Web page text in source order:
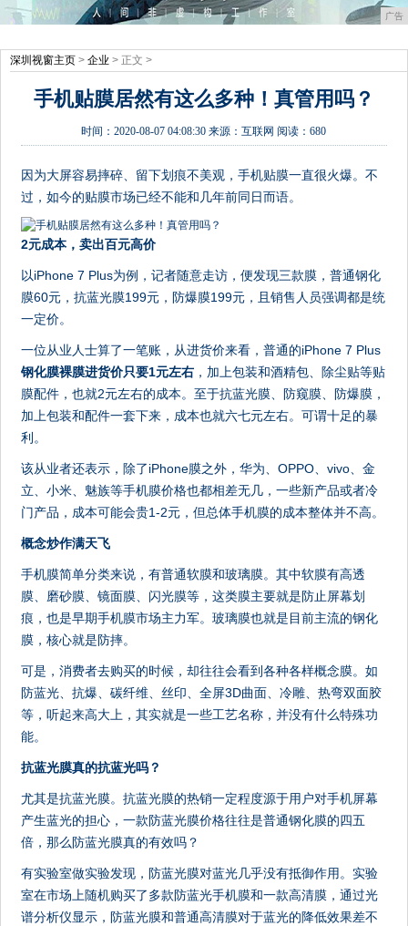
广告
深圳视窗主页 > 企业 > 正文 >
手机贴膜居然有这么多种！真管用吗？
时间：2020-08-07 04:08:30 来源：互联网 阅读：680
因为大屏容易摔碎、留下划痕不美观，手机贴膜一直很火爆。不
过，如今的贴膜市场已经不能和几年前同日而语。
2元成本，卖出百元高价
以iPhone 7 Plus为例，记者随意走访，便发现三款膜，普通钢化
膜60元，抗蓝光膜199元，防爆膜199元，且销售人员强调都是统
一定价。
一位从业人士算了一笔账，从进货价来看，普通的iPhone 7 Plus
钢化膜裸膜进货价只要1元左右 ，加上包装和酒精包、除尘贴等贴
膜配件，也就2元左右的成本。至于抗蓝光膜、防窥膜、防爆膜，
加上包装和配件一套下来，成本也就六七元左右。可谓十足的暴
利。
该从业者还表示，除了iPhone膜之外，华为、OPPO、vivo、金
立、小米、魅族等手机膜价格也都相差无几，一些新产品或者冷
门产品，成本可能会贵1-2元，但总体手机膜的成本整体并不高。
概念炒作满天飞
手机膜简单分类来说，有普通软膜和玻璃膜。其中软膜有高透
膜、磨砂膜、镜面膜、闪光膜等，这类膜主要就是防止屏幕划
痕，也是早期手机膜市场主力军。玻璃膜也就是目前主流的钢化
膜，核心就是防摔。
可是，消费者去购买的时候，却往往会看到各种各样概念膜。如
防蓝光、抗爆、碳纤维、丝印、全屏3D曲面、冷雕、热弯双面胶
等，听起来高大上，其实就是一些工艺名称，并没有什么特殊功
能。
抗蓝光膜真的抗蓝光吗？
尤其是抗蓝光膜。抗蓝光膜的热销一定程度源于用户对手机屏幕
产生蓝光的担心，一款防蓝光膜价格往往是普通钢化膜的四五
倍，那么防蓝光膜真的有效吗？
有实验室做实验发现，防蓝光膜对蓝光几乎没有抵御作用。实验
室在市场上随机购买了多款防蓝光手机膜和一款高清膜，通过光
谱分析仪显示，防蓝光膜和普通高清膜对于蓝光的降低效果差不